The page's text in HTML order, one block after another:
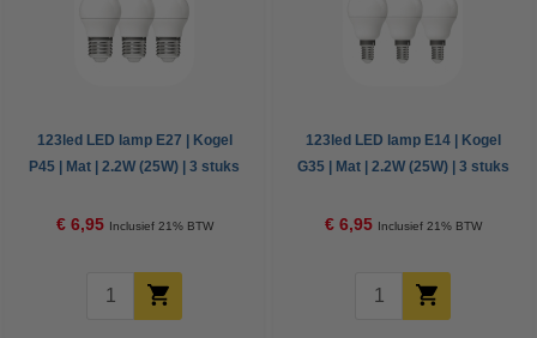
123led LED lamp E27 | Kogel
P45 | Mat | 2.2W (25W) | 3 stuks
€ 6,95 Inclusief 21% BTW
123led LED lamp E14 | Kogel
G35 | Mat | 2.2W (25W) | 3 stuks
€ 6,95 Inclusief 21% BTW